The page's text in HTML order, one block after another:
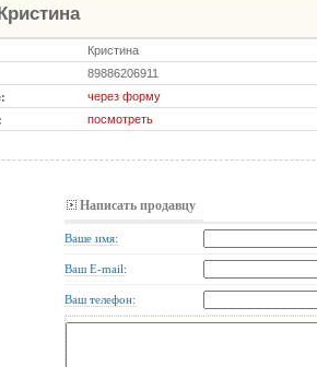
Кристина
89886206911
через форму
посмотреть
Написать продавцу
Ваше имя:
Ваш E-mail:
Ваш телефон: